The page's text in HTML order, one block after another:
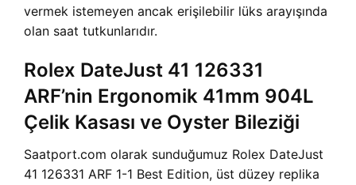
vermek istemeyen ancak erişilebilir lüks arayışında
olan saat tutkunlarıdır.
Rolex DateJust 41 126331
ARF’nin Ergonomik 41mm 904L
Çelik Kasası ve Oyster Bileziği
Saatport.com olarak sunduğumuz Rolex DateJust
41 126331 ARF 1-1 Best Edition, üst düzey replika